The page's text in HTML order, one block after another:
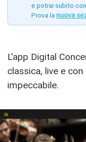
e potrai subito
Prova la nuova
L’app Digital
classica, live e
impeccabile.